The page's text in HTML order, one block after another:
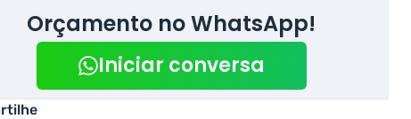
Orçamento no WhatsApp!
Iniciar conversa